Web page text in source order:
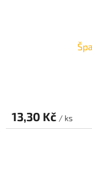
13,30 Kč / ks